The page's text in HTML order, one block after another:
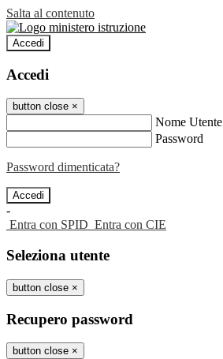
Salta al contenuto
Accedi
Accedi
button close ×
Nome Utente
Password
Password dimenticata?
-
Entra con SPID Entra con CIE
Seleziona utente
button close ×
Recupero password
button close ×